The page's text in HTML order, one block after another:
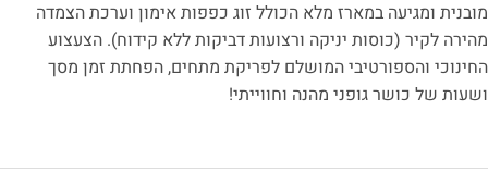
ומגיעה במארז מלא הכולל זוג כפפות אימון וערכת הצמדה
לקיר (כוסות יניקה ורצועות דביקות ללא קידוח). הצעצוע
והספורטיבי המושלם לפריקת מתחים, הפחתת זמן מסך
של כושר גופני מהנה וחווייתי!